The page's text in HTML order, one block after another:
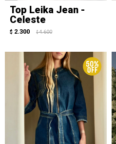
Top Leika Jean -
Celeste
$ 2.300 $ 4.600